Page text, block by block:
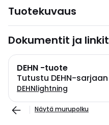
Tuotekuvaus
Dokumentit ja linkit
DEHN -tuote
Tutustu DEHN-sarjaan
DEHNlightning
Näytä murupolku